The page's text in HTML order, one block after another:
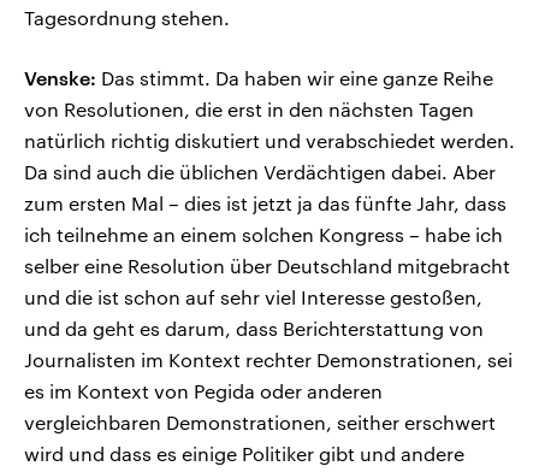
Tagesordnung stehen.
Venske: Das stimmt. Da haben wir eine ganze Reihe
von Resolutionen, die erst in den nächsten Tagen
natürlich richtig diskutiert und verabschiedet werden.
Da sind auch die üblichen Verdächtigen dabei. Aber
zum ersten Mal – dies ist jetzt ja das fünfte Jahr, dass
ich teilnehme an einem solchen Kongress – habe ich
selber eine Resolution über Deutschland mitgebracht
und die ist schon auf sehr viel Interesse gestoßen,
und da geht es darum, dass Berichterstattung von
Journalisten im Kontext rechter Demonstrationen, sei
es im Kontext von Pegida oder anderen
vergleichbaren Demonstrationen, seither erschwert
wird und dass es einige Politiker gibt und andere